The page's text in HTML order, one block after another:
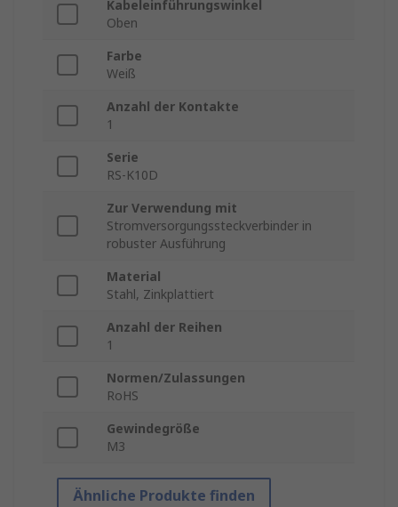
Kabeleinführungswinkel
Oben
Farbe
Weiß
Anzahl der Kontakte
1
Serie
RS-K10D
Zur Verwendung mit
Stromversorgungssteckverbinder in
robuster Ausführung
Material
Stahl, Zinkplattiert
Anzahl der Reihen
1
Normen/Zulassungen
RoHS
Gewindegröße
M3
Ähnliche Produkte finden